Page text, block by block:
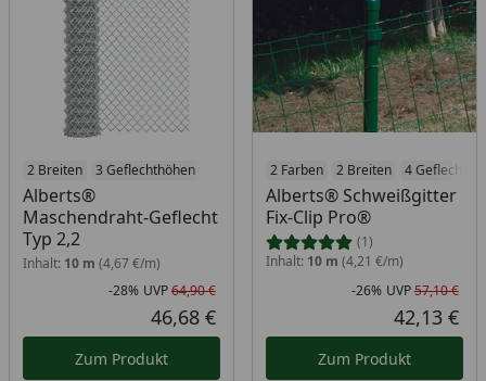
2 Breiten 3 Geflechthöhen
Alberts®
Maschendraht-Geflecht
Typ 2,2
Inhalt: 10 m (4,67 €/m)
Rabatt in Prozent
-28%
Ursprünglicher Preis
UVP64,90 €
Aktueller Preis
46,68 €
Zum Produkt
2 Farben 2 Breiten 4
Alberts® Schweißgitter
Fix-Clip Pro®
(1)
Inhalt: 10 m (4,21 €/m)
-26% UVP57,10 €
42,13 €
Zum Produkt